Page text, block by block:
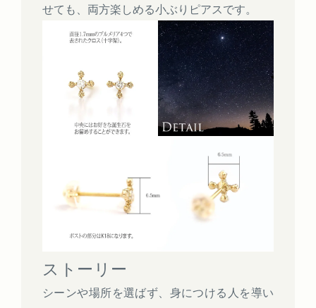
せても、両方楽しめる小ぶりピアスです。
ストーリー
シーンや場所を選ばず、身につける人を導い